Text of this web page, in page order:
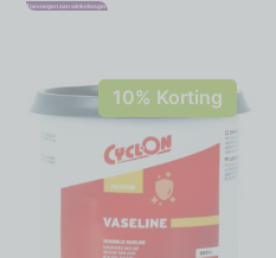
Toevoegen aan winkelwagen
10% Korting